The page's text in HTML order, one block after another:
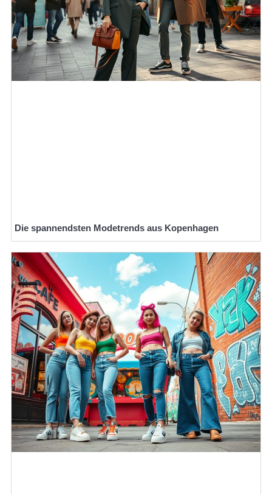
Die spannendsten Modetrends aus Kopenhagen